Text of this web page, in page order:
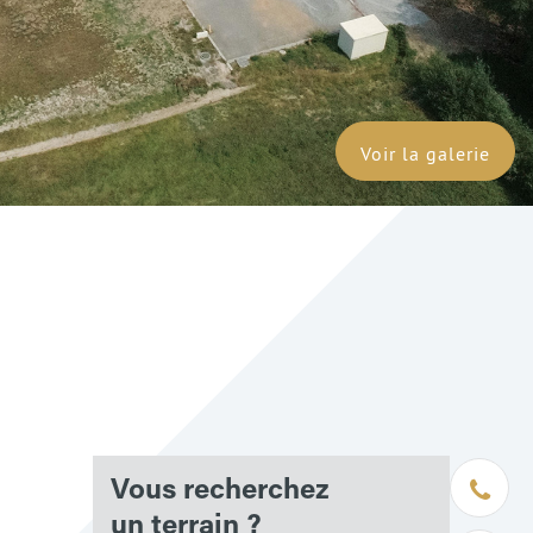
Être
Voir la galerie
Vous recherchez
un terrain ?